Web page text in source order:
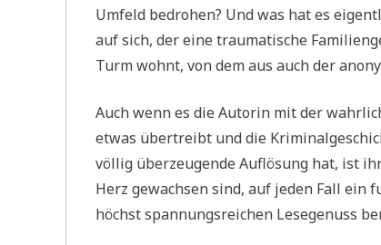
Umfeld bedrohen? Und was hat es
auf sich, der eine traumatische
Turm wohnt, von dem aus auch der
Auch wenn es die Autorin mit der
etwas übertreibt und die
völlig überzeugende Auflösung hat, ist
Herz gewachsen sind, auf jeden Fall ein
höchst spannungsreichen Lesegenuss